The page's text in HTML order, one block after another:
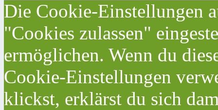
Die Cookie-Einstellungen
"Cookies zulassen"
ermöglichen. Wenn du
Cookie-Einstellungen
klickst, erklärst du sich